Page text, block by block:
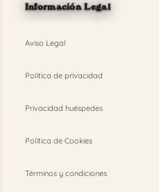
Información Legal
Aviso Legal
Política de privacidad
Privacidad huéspedes
Política de Cookies
Términos y condiciones